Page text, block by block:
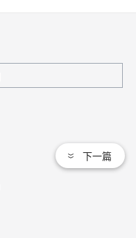
下一篇